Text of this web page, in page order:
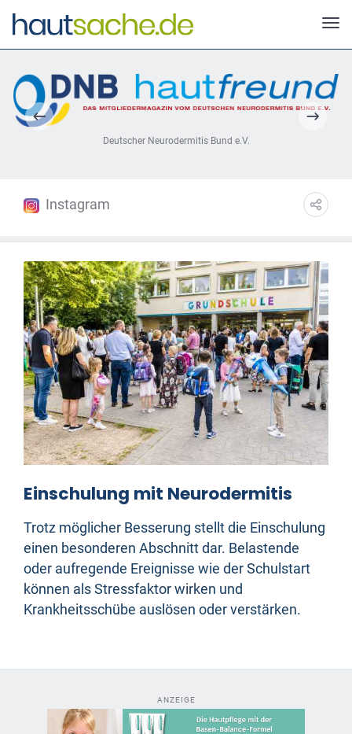
Deutscher Neurodermitis Bund e.V.
Instagram
Einschulung mit Neurodermitis
Trotz möglicher Besserung stellt die Einschulung
einen besonderen Abschnitt dar. Belastende
oder aufregende Ereignisse wie der Schulstart
können als Stressfaktor wirken und
Krankheitsschübe auslösen oder verstärken.
ANZEIGE